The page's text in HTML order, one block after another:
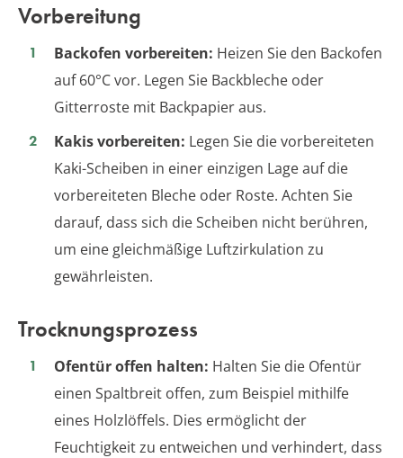
Vorbereitung
Backofen vorbereiten: Heizen Sie den Backofen
auf 60°C vor. Legen Sie Backbleche oder
Gitterroste mit Backpapier aus.
Kakis vorbereiten: Legen Sie die vorbereiteten
Kaki-Scheiben in einer einzigen Lage auf die
vorbereiteten Bleche oder Roste. Achten Sie
darauf, dass sich die Scheiben nicht berühren,
um eine gleichmäßige Luftzirkulation zu
gewährleisten.
Trocknungsprozess
Ofentür offen halten: Halten Sie die Ofentür
einen Spaltbreit offen, zum Beispiel mithilfe
eines Holzlöffels. Dies ermöglicht der
Feuchtigkeit zu entweichen und verhindert, dass